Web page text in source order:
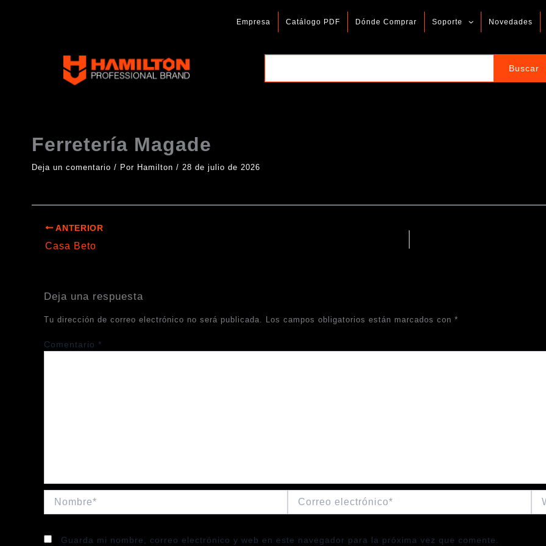
Empresa Catálogo PDF Dónde Comprar Soporte Novedades
Ferretería Magade
Deja un comentario / Por Hamilton / 28 de julio de 2026
ANTERIOR
Casa Beto
Deja una respuesta
Tu dirección de correo electrónico no será publicada. Los campos obligatorios están marcados con *
Comentario *
electrónico*
Guarda mi nombre, correo electrónico y web en este navegador para la próxima vez que comente.